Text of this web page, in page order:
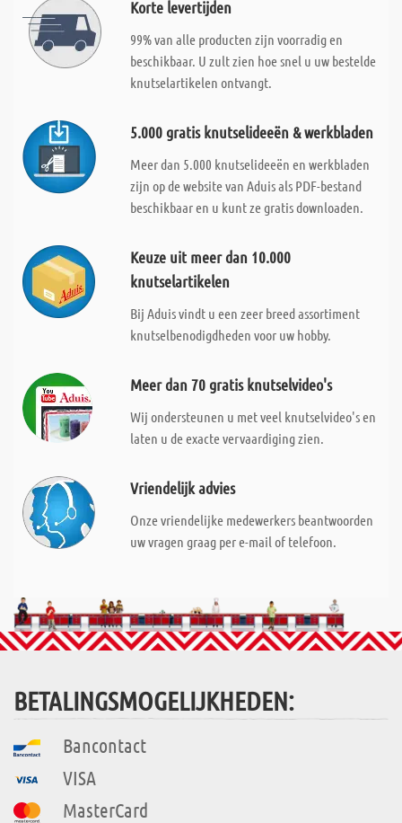
Korte levertijden
99% van alle producten zijn voorradig en
beschikbaar. U zult zien hoe snel u uw bestelde
knutselartikelen ontvangt.
5.000 gratis knutselideeën & werkbladen
Meer dan 5.000 knutselideeën en werkbladen
zijn op de website van Aduis als PDF-bestand
beschikbaar en u kunt ze gratis downloaden.
Keuze uit meer dan 10.000
knutselartikelen
Bij Aduis vindt u een zeer breed assortiment
knutselbenodigdheden voor uw hobby.
Meer dan 70 gratis knutselvideo's
Wij ondersteunen u met veel knutselvideo's en
laten u de exacte vervaardiging zien.
Vriendelijk advies
Onze vriendelijke medewerkers beantwoorden
uw vragen graag per e-mail of telefoon.
BETALINGSMOGELIJKHEDEN:
Bancontact
VISA
MasterCard